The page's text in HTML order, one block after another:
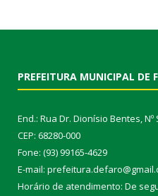
PREFEITURA MUNICIPAL DE
End.: Rua Dr. Dionísio Bentes,
CEP: 68280-000
Fone: (93) 99165-4629
E-mail:
Horário de atendimento: De